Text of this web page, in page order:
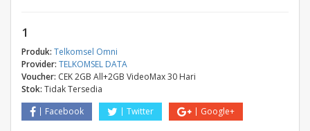
1
Produk: Telkomsel Omni
Provider: TELKOMSEL DATA
Voucher: CEK 2GB All+2GB VideoMax 30 Hari
Stok: Tidak Tersedia
Facebook
Twitter Google+